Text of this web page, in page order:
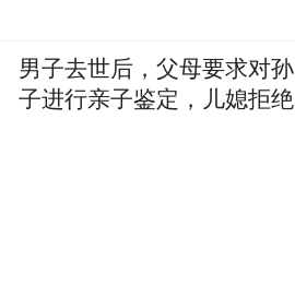
男子去世后，父母要求对孙
子进行亲子鉴定，儿媳拒绝